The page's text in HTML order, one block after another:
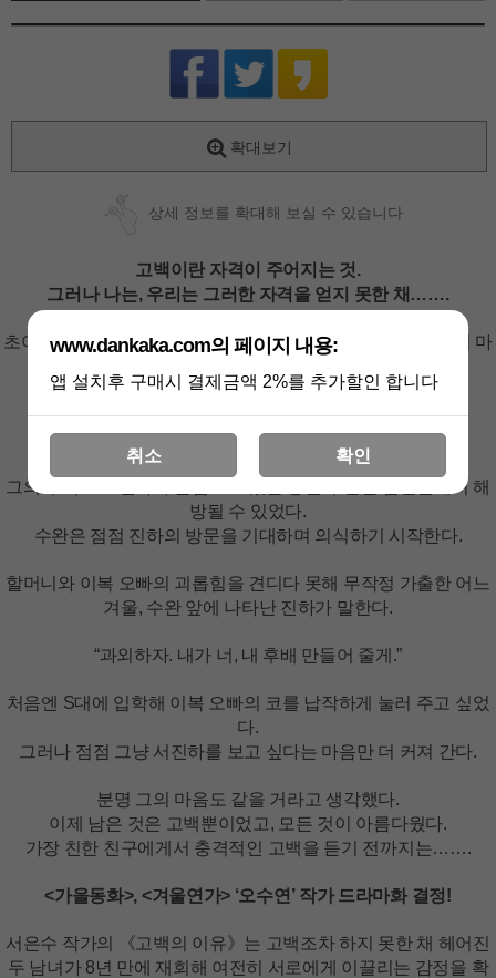
확대보기
상세 정보를 확대해 보실 수 있습니다
고백이란 자격이 주어지는 것.
그러나 나는, 우리는 그러한 자격을 얻지 못한 채…….
초여름, 정원 수돗가에서 상추를 씻던 이수완은 서진하와 눈이 마
특별한 손님으로 온 그를 보는 수완의 눈빛은 곱지 않다.
그런데, 그 첫만남 이후 이상한 일이 벌어진다.
진하가 매일같이 집에 놀러 와 얼굴 도장을 찍고 가는 것.
그의 부탁으로 진하가 손님으로 있는 동안 수완은 집안일에서 해
방될 수 있었다.
수완은 점점 진하의 방문을 기대하며 의식하기 시작한다.
할머니와 이복 오빠의 괴롭힘을 견디다 못해 무작정 가출한 어느
겨울, 수완 앞에 나타난 진하가 말한다.
“과외하자. 내가 너, 내 후배 만들어 줄게.”
처음엔 S대에 입학해 이복 오빠의 코를 납작하게 눌러 주고 싶었
다.
그러나 점점 그냥 서진하를 보고 싶다는 마음만 더 커져 간다.
분명 그의 마음도 같을 거라고 생각했다.
이제 남은 것은 고백뿐이었고, 모든 것이 아름다웠다.
가장 친한 친구에게서 충격적인 고백을 듣기 전까지는…….
<가을동화>, <겨울연가> ‘오수연’ 작가 드라마화 결정!
서은수 작가의 《고백의 이유》는 고백조차 하지 못한 채 헤어진
두 남녀가 8년 만에 재회해 여전히 서로에게 이끌리는 감정을 확
www.dankaka.com의 페이지 내용:
앱 설치후 구매시 결제금액 2%를 추가할인 합니다
취소 확인